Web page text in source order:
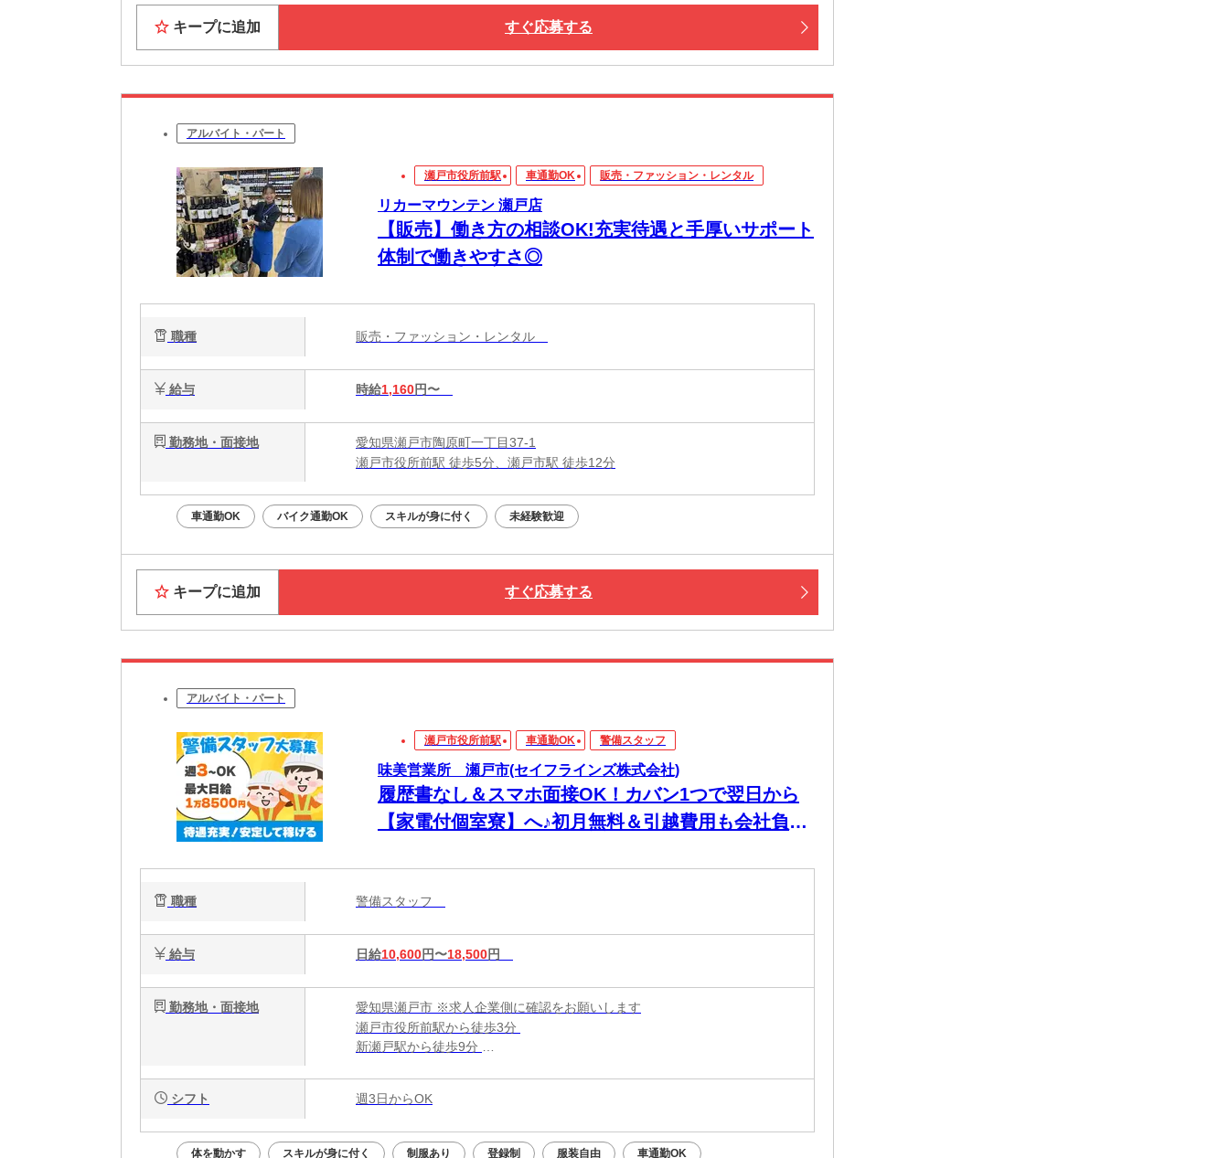
キープに追加 すぐ応募する
アルバイト・パート
瀬戸市役所前駅 車通勤OK 販売・ファッション・レンタル
リカーマウンテン 瀬戸店
【販売】働き方の相談OK!充実待遇と手厚いサポート
体制で働きやすさ◎
職種 販売・ファッション・レンタル
給与 時給1,160円〜
勤務地・面接地
愛知県瀬戸市陶原町一丁目37-1
瀬戸市役所前駅 徒歩5分、瀬戸市駅 徒歩12分
車通勤OK バイク通勤OK スキルが身に付く 未経験歓迎
キープに追加 すぐ応募する
アルバイト・パート
瀬戸市役所前駅 車通勤OK 警備スタッフ
味美営業所 瀬戸市(セイフラインズ株式会社)
履歴書なし＆スマホ面接OK！カバン1つで翌日から
【家電付個室寮】へ♪初月無料＆引越費用も会社負担
職種 警備スタッフ
給与 日給10,600円〜18,500円
勤務地・面接地
愛知県瀬戸市 ※求人企業側に確認をお願いします
瀬戸市役所前駅から徒歩3分
新瀬戸駅から徒歩9分
シフト 週3日からOK
体を動かす スキルが身に付く 制服あり 登録制 服装自由 車通勤OK